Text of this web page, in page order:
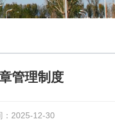
管理制度
2025-12-30